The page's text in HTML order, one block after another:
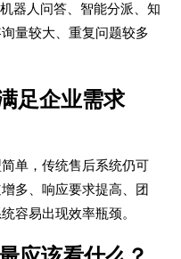
器人问答、智能分派、知
量较大、重复问题较多
足企业需求
单，传统售后系统仍可
多、响应要求提高、团
容易出现效率瓶颈。